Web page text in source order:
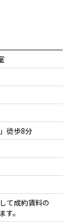
徒歩8分
て成約賃料の
。